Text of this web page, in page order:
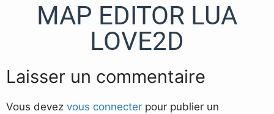
MAP EDITOR LUA
LOVE2D
Laisser un commentaire
Vous devez vous connecter pour publier un